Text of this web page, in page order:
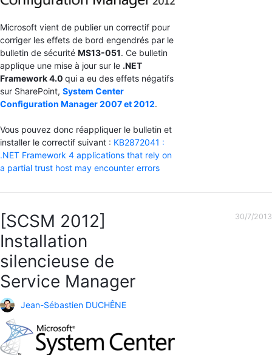
Microsoft vient de publier un correctif pour
corriger les effets de bord engendrés par le
bulletin de sécurité MS13-051. Ce bulletin
applique une mise à jour sur le .NET
Framework 4.0 qui a eu des effets négatifs
sur SharePoint, System Center
Configuration Manager 2007 et 2012.
Vous pouvez donc réappliquer le bulletin et
installer le correctif suivant : KB2872041 :
.NET Framework 4 applications that rely on
a partial trust host may encounter errors
[SCSM 2012]
Installation
silencieuse de
Service Manager
Jean-Sébastien DUCHÊNE
30/7/2013